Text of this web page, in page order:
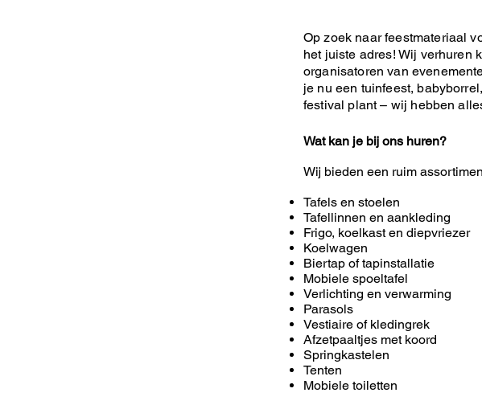
Op zoek naar feestmateriaal
het juiste adres! Wij verhuren
organisatoren van
je nu een tuinfeest,
festival plant – wij hebben
Wat kan je bij ons huren?
Wij bieden een ruim
Tafels en stoelen
Tafellinnen en aankleding
Frigo, koelkast en diepvriezer
Koelwagen
Biertap of tapinstallatie
Mobiele spoeltafel
Verlichting en verwarming
Parasols
Vestiaire of kledingrek
Afzetpaaltjes met koord
Springkastelen
Tenten
Mobiele toiletten